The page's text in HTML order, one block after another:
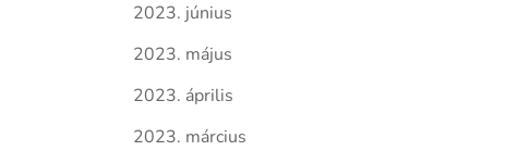
2023. június
2023. május
2023. április
2023. március